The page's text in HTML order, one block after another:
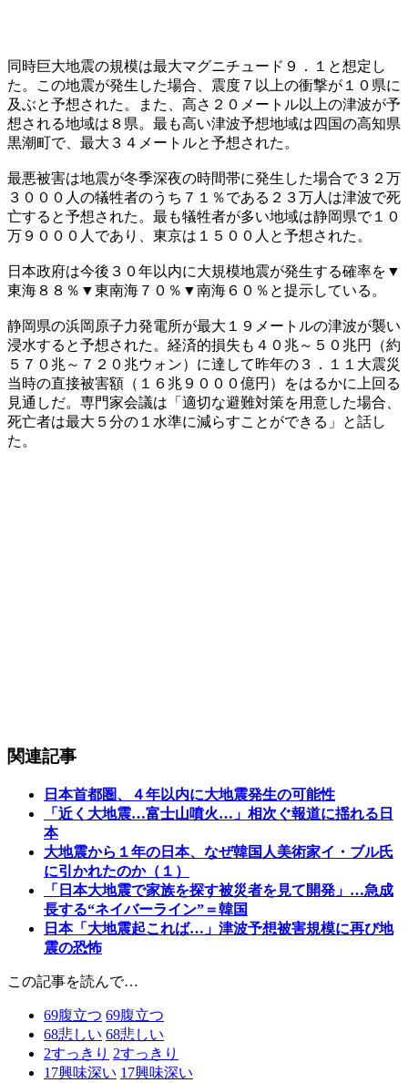
同時巨大地震の規模は最大マグニチュード９．１と想定し
た。この地震が発生した場合、震度７以上の衝撃が１０県に
及ぶと予想された。また、高さ２０メートル以上の津波が予
想される地域は８県。最も高い津波予想地域は四国の高知県
黒潮町で、最大３４メートルと予想された。
最悪被害は地震が冬季深夜の時間帯に発生した場合で３２万
３０００人の犠牲者のうち７１％である２３万人は津波で死
亡すると予想された。最も犠牲者が多い地域は静岡県で１０
万９０００人であり、東京は１５００人と予想された。
日本政府は今後３０年以内に大規模地震が発生する確率を▼
東海８８％▼東南海７０％▼南海６０％と提示している。
静岡県の浜岡原子力発電所が最大１９メートルの津波が襲い
浸水すると予想された。経済的損失も４０兆～５０兆円（約
５７０兆～７２０兆ウォン）に達して昨年の３．１１大震災
当時の直接被害額（１６兆９０００億円）をはるかに上回る
見通しだ。専門家会議は「適切な避難対策を用意した場合、
死亡者は最大５分の１水準に減らすことができる」と話し
た。
関連記事
日本首都圏、４年以内に大地震発生の可能性
「近く大地震…富士山噴火…」相次ぐ報道に揺れる日
本
大地震から１年の日本、なぜ韓国人美術家イ・ブル氏
に引かれたのか（１）
「日本大地震で家族を探す被災者を見て開発」…急成
長する“ネイバーライン”＝韓国
日本「大地震起これば…」津波予想被害規模に再び地
震の恐怖
この記事を読んで…
69腹立つ 69腹立つ
68悲しい 68悲しい
2すっきり 2すっきり
17興味深い 17興味深い